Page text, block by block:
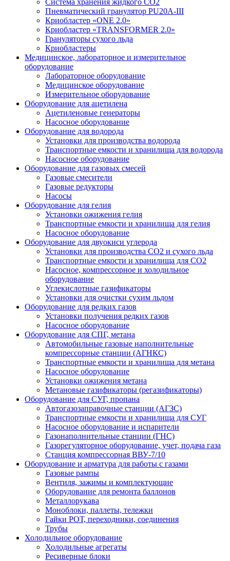
Система хранения жидкого CO2
Пневматический гранулятор PU20A-III
Криобластер «ONE 2.0»
Криобластер «TRANSFORMER 2.0»
Грануляторы сухого льда
Криобластеры
Медицинское, лабораторное и измерительное
оборудование
Лабораторное оборудование
Медицинское оборудование
Измерительное оборудование
Оборудование для ацетилена
Ацетиленовые генераторы
Насосное оборудование
Оборудование для водорода
Установки для производства водорода
Транспортные емкости и хранилища для водорода
Насосное оборудование
Оборудование для газовых смесей
Газовые смесители
Газовые редукторы
Насосы
Оборудование для гелия
Установки ожижения гелия
Транспортные емкости и хранилища для гелия
Насосное оборудование
Оборудование для двуокиси углерода
Установки для производства СО2 и сухого льда
Транспортные емкости и хранилища для CO2
Насосное, компрессорное и холодильное
оборудование
Углекислотные газификаторы
Установки для очистки сухим льдом
Оборудование для редких газов
Установки получения редких газов
Насосное оборудование
Оборудование для СПГ, метана
Автомобильные газовые наполнительные
компрессорные станции (АГНКС)
Транспортные емкости и хранилища для метана
Насосное оборудование
Установки ожижения метана
Метановые газификаторы (регазификаторы)
Оборудование для СУГ, пропана
Автогазозаправочные станции (АГЗС)
Транспортные емкости и хранилища для СУГ
Насосное оборудование и испарители
Газонаполнительные станции (ГНС)
Газорегуляторное оборудование, учет, подача газа
Станция компрессорная ВВУ-7/10
Оборудование и арматура для работы с газами
Газовые рампы
Вентиля, зажимы и комплектующие
Оборудование для ремонта баллонов
Металлорукава
Моноблоки, паллеты, тележки
Гайки РОТ, переходники, соединения
Трубы
Холодильное оборудование
Холодильные агрегаты
Ресиверные блоки